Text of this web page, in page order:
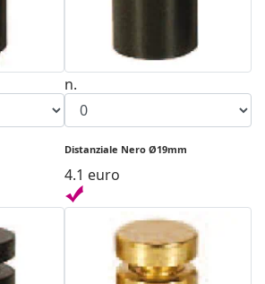
n.
Distanziale Nero Ø19mm
4.1 euro